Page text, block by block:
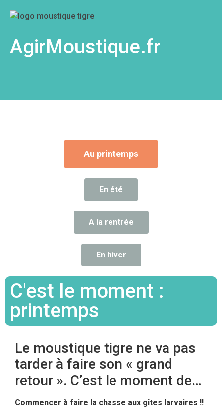
AgirMoustique.fr
Au printemps
En été
A la rentrée
En hiver
C'est le moment :
printemps
Le moustique tigre ne va pas
tarder à faire son « grand
retour ». C’est le moment de…
Commencer à faire la chasse aux gîtes larvaires !!